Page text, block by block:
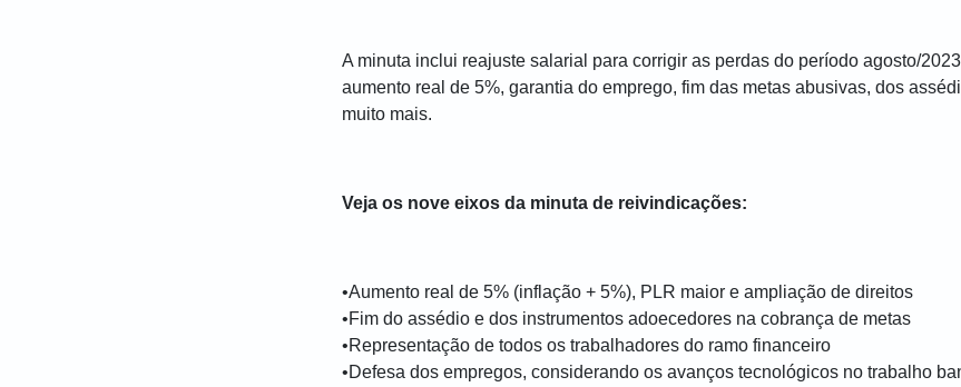
A minuta inclui reajuste salarial para corrigir as perdas do período agosto/
aumento real de 5%, garantia do emprego, fim das metas abusivas, dos
muito mais.
Veja os nove eixos da minuta de reivindicações:
•Aumento real de 5% (inflação + 5%), PLR maior e ampliação de direitos
•Fim do assédio e dos instrumentos adoecedores na cobrança de metas
•Representação de todos os trabalhadores do ramo financeiro
•Defesa dos empregos, considerando os avanços tecnológicos no trabalho